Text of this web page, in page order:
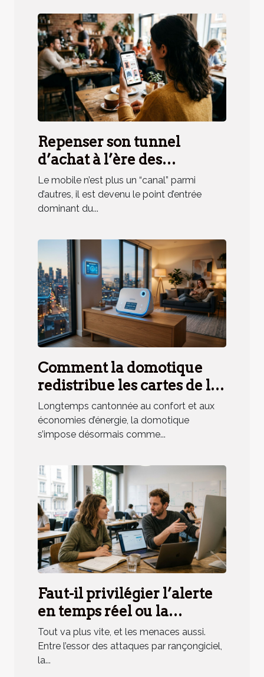
Repenser son tunnel
d’achat à l’ère des
applications mobiles
Le mobile n’est plus un “canal” parmi
d’autres, il est devenu le point d’entrée
dominant du...
Comment la domotique
redistribue les cartes de la
sécurité résidentielle
Longtemps cantonnée au confort et aux
économies d’énergie, la domotique
s’impose désormais comme...
Faut-il privilégier l’alerte
en temps réel ou la
surveillance
programmée ?
Tout va plus vite, et les menaces aussi.
Entre l’essor des attaques par rançongiciel,
la...